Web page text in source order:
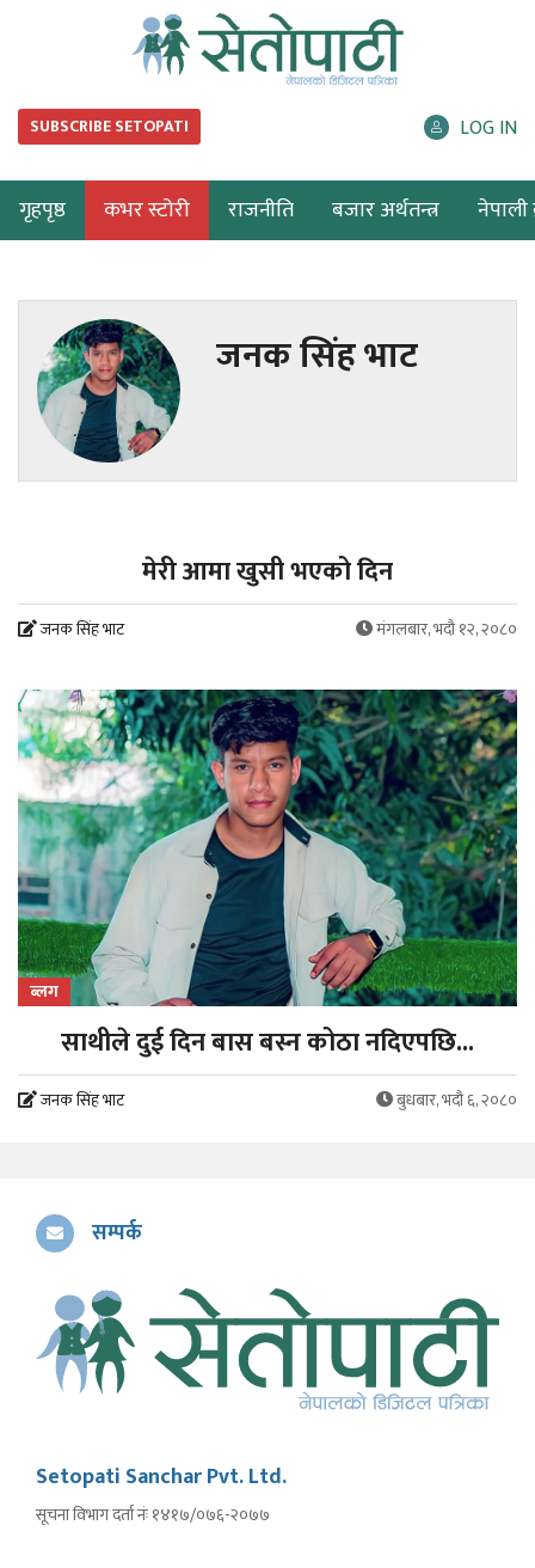
SUBSCRIBE SETOPATI LOG IN
गृहपृष्ठ कभर स्टोरी राजनीति बजार अर्थतन्त्र नेपाली
जनक सिंह भाट
मेरी आमा खुसी भएको दिन
जनक सिंह भाट मंगलबार, भदौ १२, २०८०
ब्लग
साथीले दुई दिन बास बस्न कोठा नदिएपछि...
जनक सिंह भाट बुधबार, भदौ ६, २०८०
सम्पर्क
Setopati Sanchar Pvt. Ltd.
सूचना विभाग दर्ता नंः १४१७/०७६-२०७७